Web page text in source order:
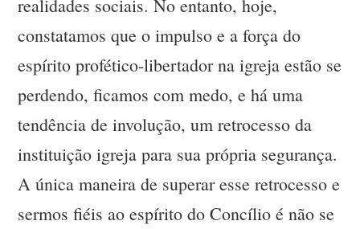
realidades sociais. No entanto, hoje,
constatamos que o impulso e a força do
espírito profético-libertador na igreja estão se
perdendo, ficamos com medo, e há uma
tendência de involução, um retrocesso da
instituição igreja para sua própria segurança.
A única maneira de superar esse retrocesso e
sermos fiéis ao espírito do Concílio é não se